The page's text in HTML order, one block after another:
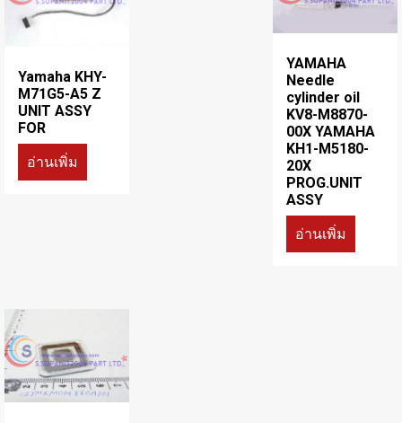
Yamaha KHY-
M71G5-A5 Z
UNIT ASSY
FOR
อ่านเพิ่ม
YAMAHA
Needle
cylinder oil
KV8-M8870-
00X YAMAHA
KH1-M5180-
20X
PROG.UNIT
ASSY
อ่านเพิ่ม